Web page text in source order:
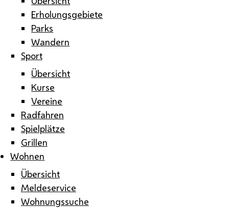
Erholungsgebiete
Parks
Wandern
Sport
Übersicht
Kurse
Vereine
Radfahren
Spielplätze
Grillen
Wohnen
Übersicht
Meldeservice
Wohnungssuche